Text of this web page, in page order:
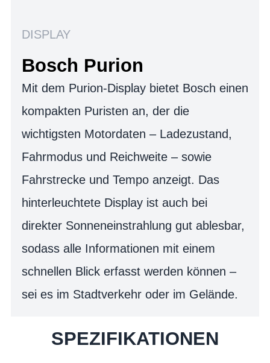
DISPLAY
Bosch Purion
Mit dem Purion-Display bietet Bosch einen
kompakten Puristen an, der die
wichtigsten Motordaten – Ladezustand,
Fahrmodus und Reichweite – sowie
Fahrstrecke und Tempo anzeigt. Das
hinterleuchtete Display ist auch bei
direkter Sonneneinstrahlung gut ablesbar,
sodass alle Informationen mit einem
schnellen Blick erfasst werden können –
sei es im Stadtverkehr oder im Gelände.
SPEZIFIKATIONEN